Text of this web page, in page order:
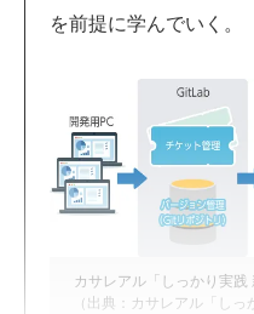
を前提に学んでいく。
カサレアル「しっかり実
（出典：カサレアル「しっ